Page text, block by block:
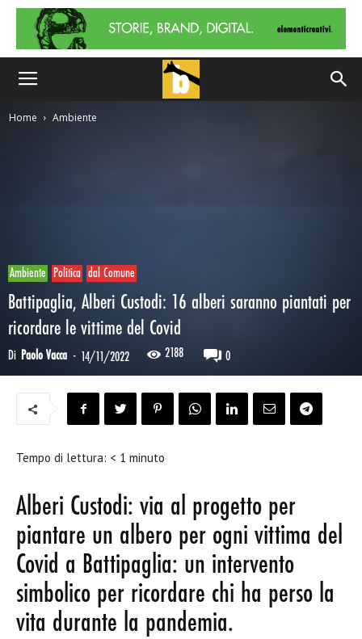
Home Ambiente
Ambiente Politica dal Comune
Battipaglia, Alberi Custodi: 16 alberi saranno piantati per
ricordare le vittime del Covid
Di Paolo Vacca - 14/11/2022 2188 0
Tempo di lettura: < 1 minuto
Alberi Custodi: via al progetto per
piantare un albero per ogni vittima del
Covid a Battipaglia: un intervento
simbolico per ricordare chi ha perso la
vita durante la pandemia.